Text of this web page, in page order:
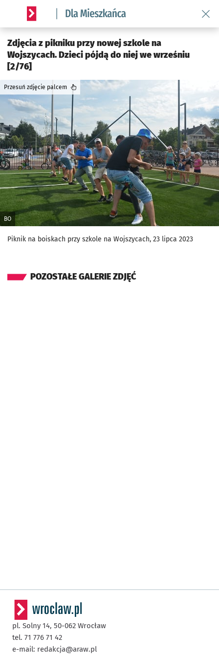
Serwis informacyjny wroclaw.pl podserwis: Dla mieszkańca
Zdjęcia z pikniku przy nowej szkole na
Wojszycach. Dzieci pójdą do niej we wrześniu
[2/76]
BO
Przesuń zdjęcie palcem
Piknik na boiskach przy szkole na Wojszycach, 23 lipca 2023
POZOSTAŁE GALERIE ZDJĘĆ
pl. Solny 14, 50-062 Wrocław
tel. 71 776 71 42
e-mail: redakcja@araw.pl